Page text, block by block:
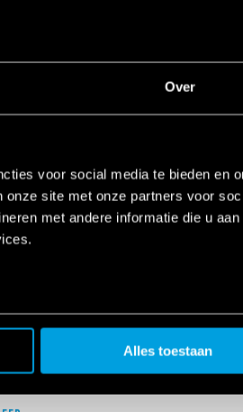
Over
voor social media te bieden en
site met onze partners voor
met andere informatie die u aan
Alles toestaan
WONEN IN ELK HUIS
is het comfort-living systeem waarmee
van Google en Amazon. Een
het aan naar uw behoeften zonder